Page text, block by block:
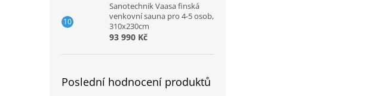
Sanotechnik Vaasa finská
venkovní sauna pro 4-5 osob,
310x230cm
93 990 Kč
Poslední hodnocení produktů